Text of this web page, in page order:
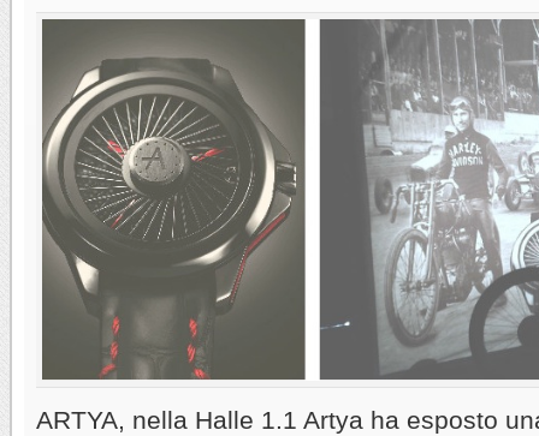
ARTYA, nella Halle 1.1 Artya ha esposto